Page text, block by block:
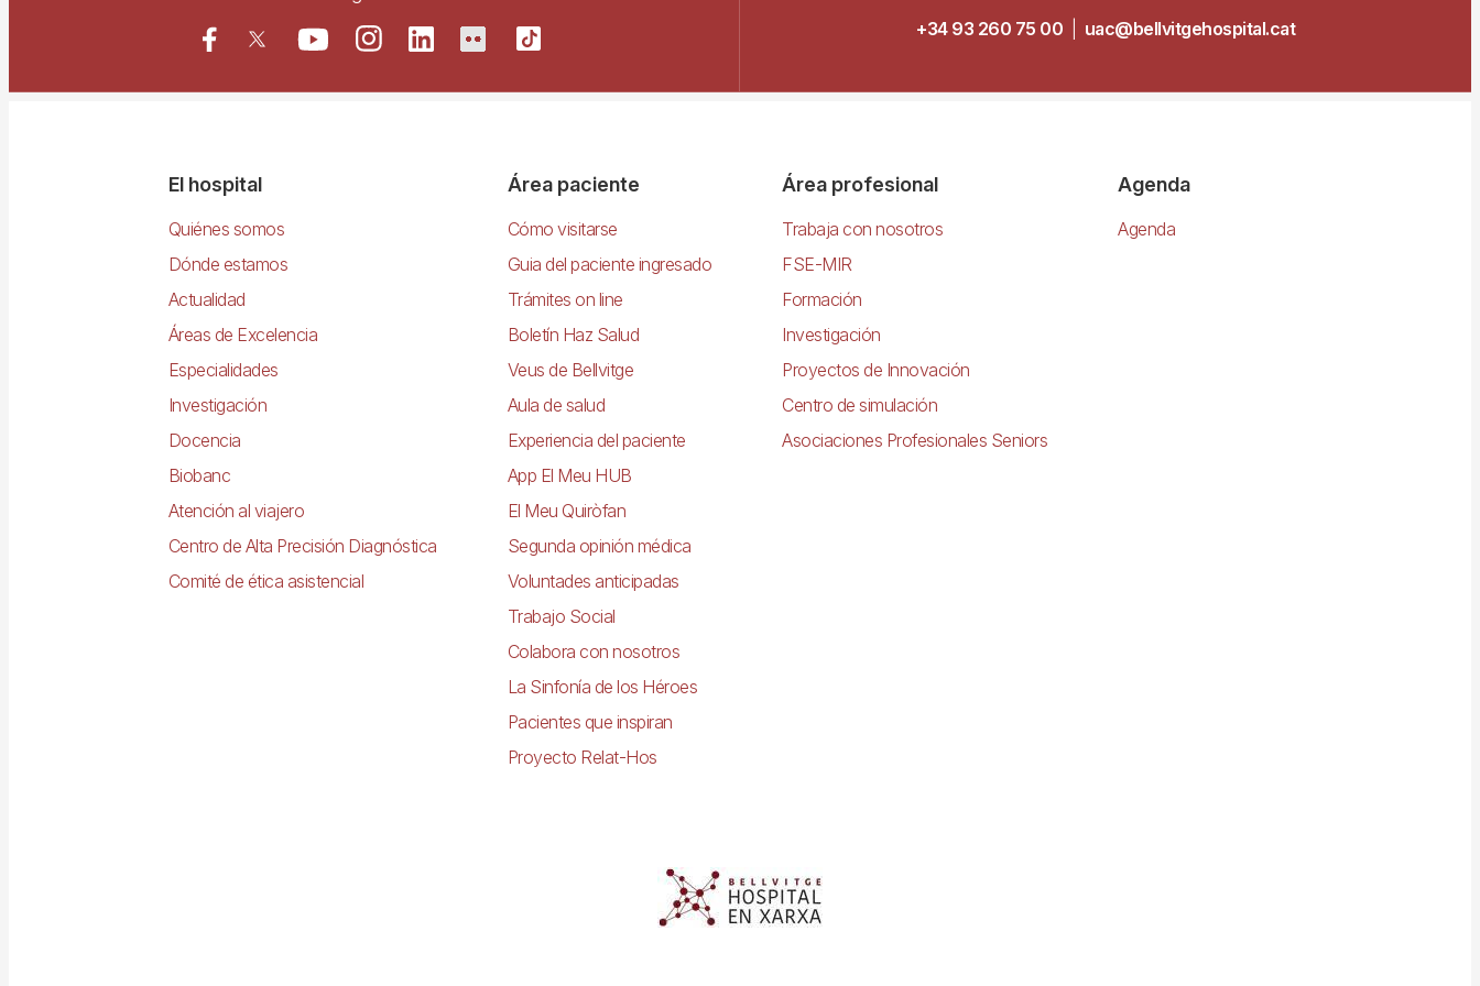
+34 93 260 75 00 uac@bellvitgehospital.cat
NavegacióEl hospital
Quiénes somos
Dónde estamos
Actualidad
Áreas de Excelencia
Especialidades
Investigación
Docencia
Biobanc
Atención al viajero
Centro de Alta Precisión Diagnóstica
Comité de ética asistencial
Área paciente
Cómo visitarse
Guia del paciente ingresado
Trámites on line
Boletín Haz Salud
Veus de Bellvitge
Aula de salud
Experiencia del paciente
App El Meu HUB
El Meu Quiròfan
Segunda opinión médica
Voluntades anticipadas
Trabajo Social
Colabora con nosotros
La Sinfonía de los Héroes
Pacientes que inspiran
Proyecto Relat-Hos
Área profesional
Trabaja con nosotros
FSE-MIR
Formación
Investigación
Proyectos de Innovación
Centro de simulación
Asociaciones Profesionales Seniors
Agenda
Agenda